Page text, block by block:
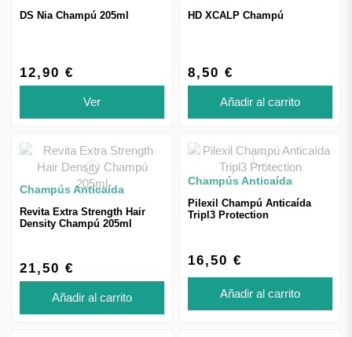
DS Nia Champú 205ml
12,90 €
Ver
HD XCALP Champú
8,50 €
Añadir al carrito
Champús Anticaída
Revita Extra Strength Hair
Density Champú 205ml
21,50 €
Añadir al carrito
Champús Anticaída
Pilexil Champú Anticaída
Tripl3 Protection
16,50 €
Añadir al carrito